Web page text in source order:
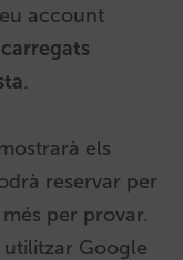
account
.
els
reservar per
per provar.
utilitzar Google